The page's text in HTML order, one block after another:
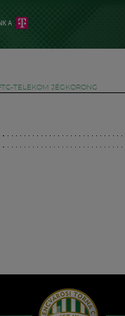
TELEKOM JÉGKORONG